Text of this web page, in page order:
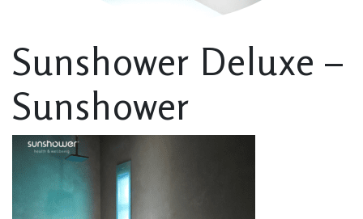
Sunshower Deluxe –
Sunshower